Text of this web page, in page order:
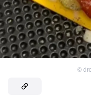
©